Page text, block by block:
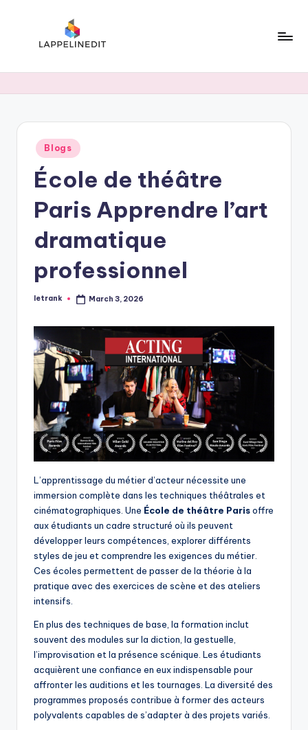
Posted
in
Blogs
École de théâtre
Paris Apprendre l’art
dramatique
professionnel
Posted
letrank March 3, 2026
L’apprentissage du métier d’acteur nécessite une
immersion complète dans les techniques théâtrales et
cinématographiques. Une École de théâtre Parisoffre
aux étudiants un cadre structuré où ils peuvent
développer leurs compétences, explorer différents
styles de jeu et comprendre les exigences du métier.
Ces écoles permettent de passer de la théorie à la
pratique avec des exercices de scène et des ateliers
intensifs.
En plus des techniques de base, la formation inclut
souvent des modules sur la diction, la gestuelle,
l’improvisation et la présence scénique. Les étudiants
acquièrent une confiance en eux indispensable pour
affronter les auditions et les tournages. La diversité des
programmes proposés contribue à former des acteurs
polyvalents capables de s’adapter à des projets variés.